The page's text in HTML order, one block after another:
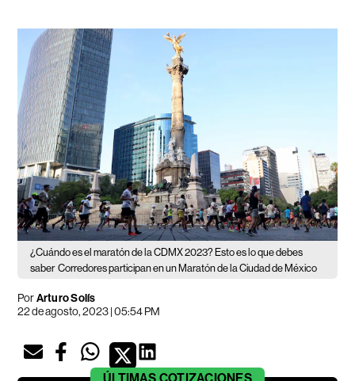
¿Cuándo es el maratón de la CDMX 2023? Esto es lo que debes
saber Corredores participan en un Maratón de la Ciudad de México
PorArturo Solís
22 de agosto, 2023 | 05:54 PM